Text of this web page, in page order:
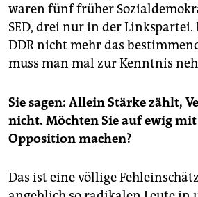
waren fünf früher
SED, drei nur in der Linkspartei.
DDR nicht mehr das
muss man mal zur Kenntnis
Sie sagen: Allein Stärke zählt,
nicht. Möchten Sie auf ewig mit
Opposition machen?
Das ist eine völlige